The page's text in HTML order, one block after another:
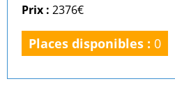
Prix : 2376€
Places disponibles : 0